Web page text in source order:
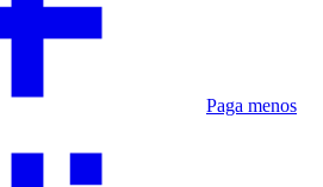
Paga menos